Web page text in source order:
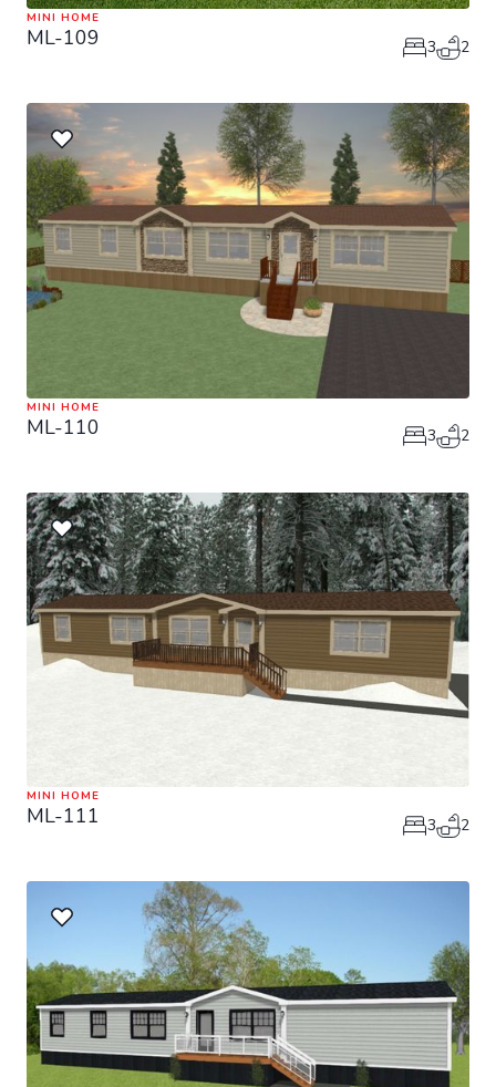
MINI HOME
ML-109 3 2
MINI HOME
ML-110 3 2
MINI HOME
ML-111 3 2